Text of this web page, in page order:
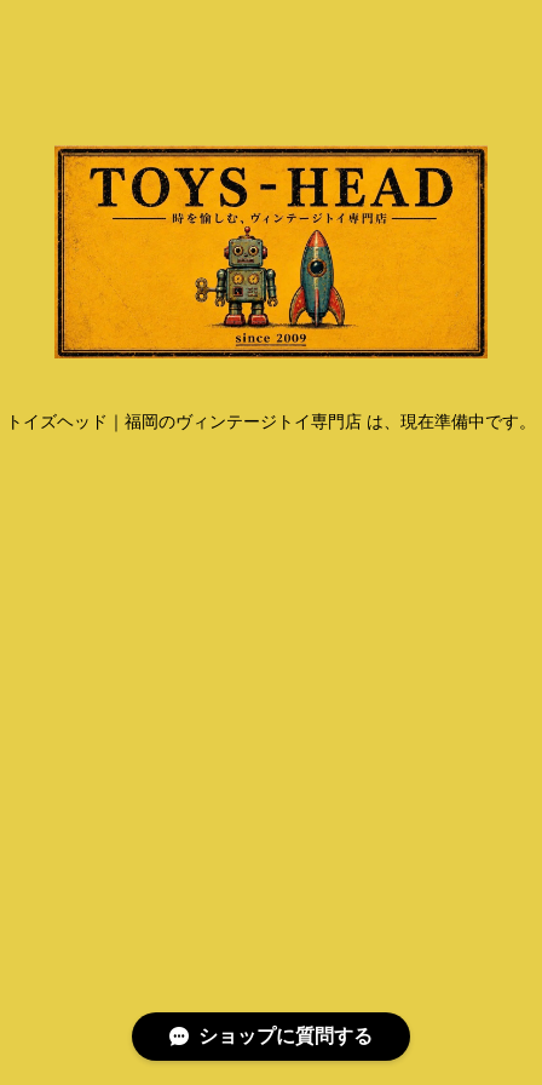
トイズヘッド｜福岡のヴィンテージトイ専門店 は、現在準備中です。
ショップに質問する